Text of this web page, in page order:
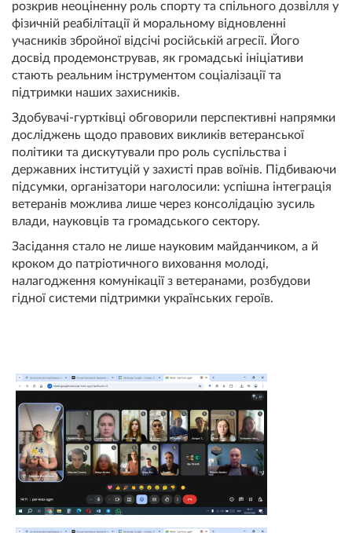
розкрив неоціненну роль спорту та спільного дозвілля у
фізичній реабілітації й моральному відновленні
учасників збройної відсічі російській агресії. Його
досвід продемонстрував, як громадські ініціативи
стають реальним інструментом соціалізації та
підтримки наших захисників.
Здобувачі-гуртківці обговорили перспективні напрямки
досліджень щодо правових викликів ветеранської
політики та дискутували про роль суспільства і
державних інституцій у захисті прав воїнів. Підбиваючи
підсумки, організатори наголосили: успішна інтеграція
ветеранів можлива лише через консолідацію зусиль
влади, науковців та громадського сектору.
Засідання стало не лише науковим майданчиком, а й
кроком до патріотичного виховання молоді,
налагодження комунікації з ветеранами, розбудови
гідної системи підтримки українських героїв.